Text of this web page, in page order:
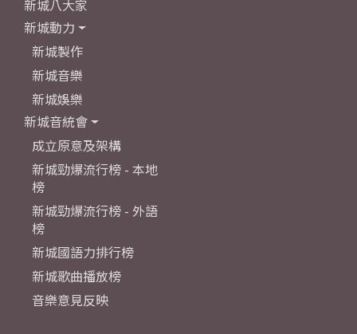
新城八大家
新城動力
新城製作
新城音樂
新城娛樂
新城音統會
成立原意及架構
新城勁爆流行榜 - 本地
榜
新城勁爆流行榜 - 外語
榜
新城國語力排行榜
新城歌曲播放榜
音樂意見反映